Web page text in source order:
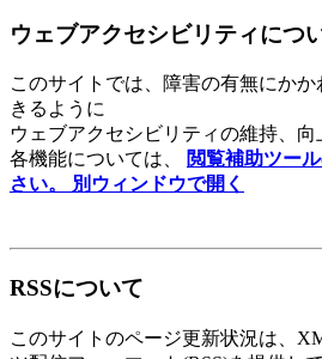
ウェブアクセシビリティにつ
このサイトでは、障害の有無にか
きるように
ウェブアクセシビリティの維持、向
各機能については、
閲覧補助ツー
さい。
別ウィンドウで開く
RSSについて
このサイトのページ更新状況は、